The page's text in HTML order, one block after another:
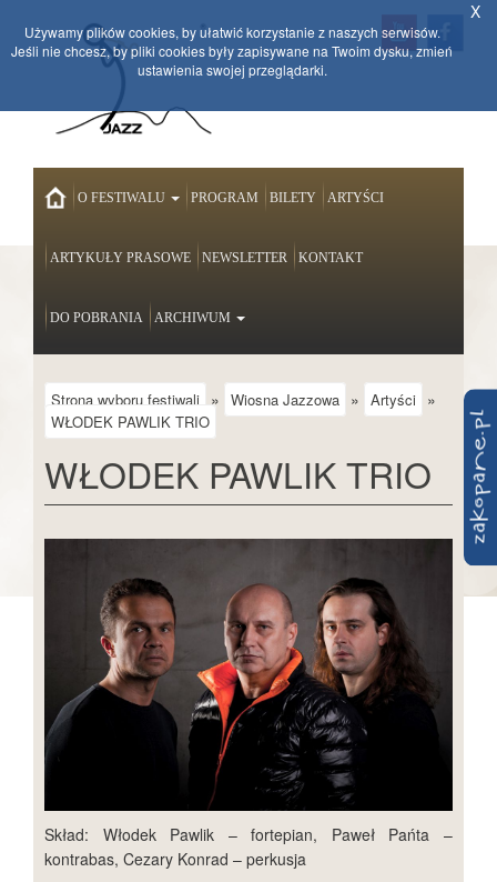
HOMEO FESTIWALU PROGRAM BILETY ARTYŚCI
ARTYKUŁY PRASOWE NEWSLETTER KONTAKT
DO POBRANIA ARCHIWUM
Strona wyboru festiwali » Wiosna Jazzowa » Artyści »
WŁODEK PAWLIK TRIO
WŁODEK PAWLIK TRIO
Skład: Włodek Pawlik – fortepian, Paweł Pańta –
kontrabas, Cezary Konrad – perkusja
Używamy plików cookies, by ułatwić korzystanie z naszych serwisów.
Jeśli nie chcesz, by pliki cookies były zapisywane na Twoim dysku, zmień
ustawienia swojej przeglądarki.
X